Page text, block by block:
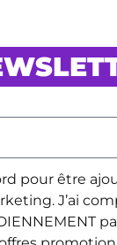
pour être
J’ai